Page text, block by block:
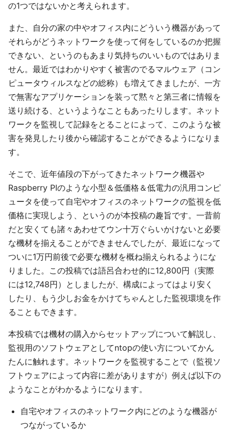
の1つではないかと考えられます。
また、自分の家の中やオフィス内にどういう機器があって
それらがどうネットワークを使って何をしているのか把握
できない、というのもあまり気持ちのいいものではありま
せん。最近ではわかりやすく被害のでるマルウェア（コン
ピュータウィルスなどの総称）も増えてきましたが、一方
で無害なアプリケーションを装って黙々と第三者に情報を
送り続ける、というようなこともあったりします。ネット
ワークを監視して記録をとることによって、このような被
害を発見したり後から確認することができるようになりま
す。
そこで、近年値段の下がってきたネットワーク機器や
Raspberry PIのような小型＆低価格＆低電力の汎用コンピ
ュータを使って自宅やオフィスのネットワークの監視を低
価格に実現しよう、というのが本投稿の趣旨です。一昔前
だと安くても諸々あわせてウン十万ぐらいかけないと必要
な機材を揃えることができませんでしたが、最近になって
ついに1万円前後で必要な機材を概ね揃えられるようにな
りました。この投稿では語呂合わせ的に12,800円（実際
には12,748円）としましたが、構成によってはより安く
したり、もう少しお金をかけてちゃんとした監視環境を作
ることもできます。
本投稿では機材の購入からセットアップについて解説し、
監視用のソフトウェアとしてntopの使い方についてかん
たんに触れます。ネットワークを監視することで（監視ソ
フトウェアによって内容に差がありますが）例えば以下の
ようなことがわかるようになります。
自宅やオフィスのネットワーク内にどのような機器が
つながっているか